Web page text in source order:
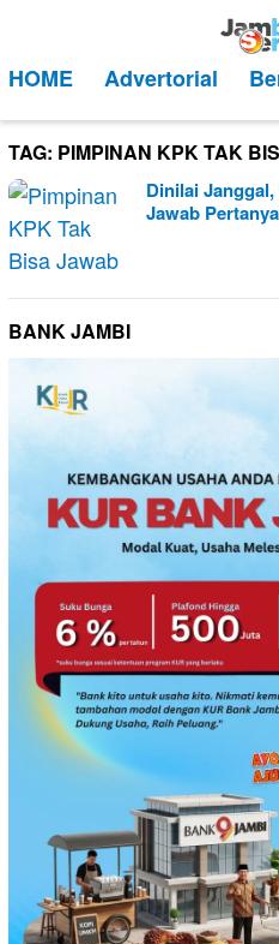
kontenMobile
HOME Advertorial
TAG: PIMPINAN KPK TAK
Dinilai
Jawab
BANK JAMBI